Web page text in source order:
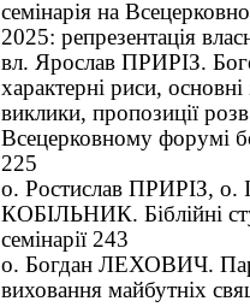
семінарія на
2025: репрезентація
вл. Ярослав ПРИРІЗ.
характерні риси,
виклики, пропозиції
Всецерковному форумі
225
о. Ростислав ПРИРІЗ,
КОБІЛЬНИК. Біблійні
семінарії 243
о. Богдан ЛЕХОВИЧ.
виховання майбутніх